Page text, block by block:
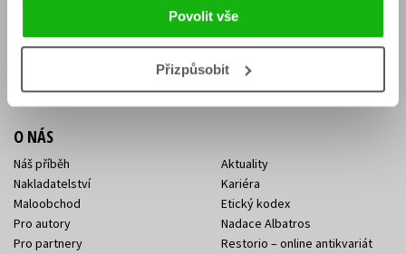
Povolit vše
Přizpůsobit
KONTAKTY
Sídlo společnosti
Kontakty Albatros Media
O NÁS
Náš příběh
Nakladatelství
Maloobchod
Pro autory
Pro partnery
Aktuality
Kariéra
Etický kodex
Nadace Albatros
Restorio – online antikvariát